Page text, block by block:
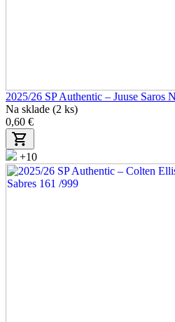
2025/26 SP Authentic – Juuse Saros
Na sklade (2 ks)
0,60 €
+10